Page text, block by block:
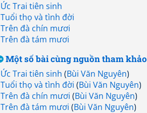
Ức Trai tiên sinh
Tuổi thọ và tình đời
Trên đà chín mươi
Trên đà tám mươi
Một số bài cùng nguồn tham khảo
Ức Trai tiên sinh (Bùi Văn Nguyên)
Tuổi thọ và tình đời (Bùi Văn Nguyên)
Trên đà chín mươi (Bùi Văn Nguyên)
Trên đà tám mươi (Bùi Văn Nguyên)